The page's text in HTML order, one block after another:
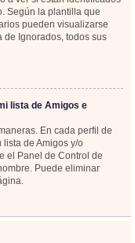
Según la plantilla que
pueden visualizarse
de Ignorados, todos sus
lista de Amigos e
En cada perfil de
de Amigos y/o
el Panel de Control de
Puede eliminar